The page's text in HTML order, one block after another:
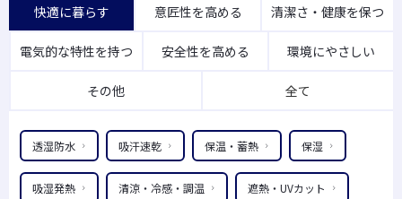
快適に暮らす
透湿防水 吸汗速乾 保温・蓄熱 保湿
吸湿発熱 清涼・冷感・調温 遮熱・UVカット
意匠性を高める 清潔さ・健康を保つ
電気的な特性を持つ 安全性を高める 環境にやさしい
その他 全て